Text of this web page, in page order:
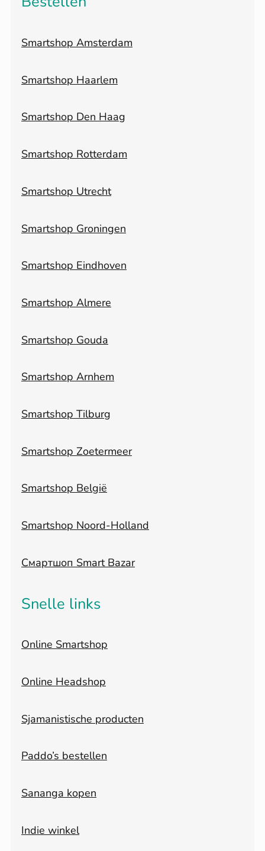
Smartshop Amsterdam
Smartshop Haarlem
Smartshop Den Haag
Smartshop Rotterdam
Smartshop Utrecht
Smartshop Groningen
Smartshop Eindhoven
Smartshop Almere
Smartshop Gouda
Smartshop Arnhem
Smartshop Tilburg
Smartshop Zoetermeer
Smartshop België
Smartshop Noord-Holland
Смартшоп Smart Bazar
Snelle links
Online Smartshop
Online Headshop
Sjamanistische producten
Paddo’s bestellen
Sananga kopen
Indie winkel